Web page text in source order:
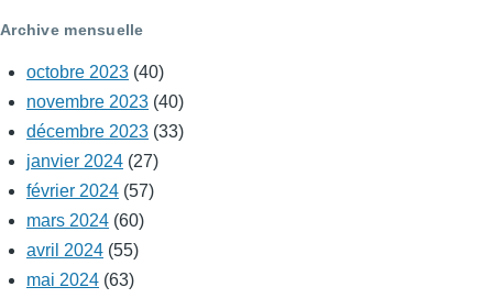
Archive mensuelle
octobre 2023 (40)
novembre 2023 (40)
décembre 2023 (33)
janvier 2024 (27)
février 2024 (57)
mars 2024 (60)
avril 2024 (55)
mai 2024 (63)